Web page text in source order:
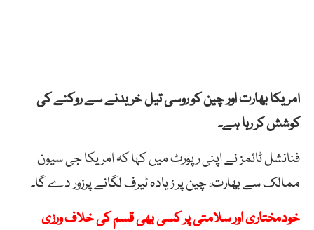
امریکا بھارت اور چین کو روسی تیل خریدنے سے روکنے کی
کوشش کر رہا ہے۔
فنانشل ٹائمز نے اپنی رپورٹ میں کہا کہ امریکا جی سیون
ممالک سے بھارت، چین پر زیادہ ٹیرف لگانے پرزور دے گا۔
خودمختاری اور سلامتی پر کسی بھی قسم کی خلاف ورزی